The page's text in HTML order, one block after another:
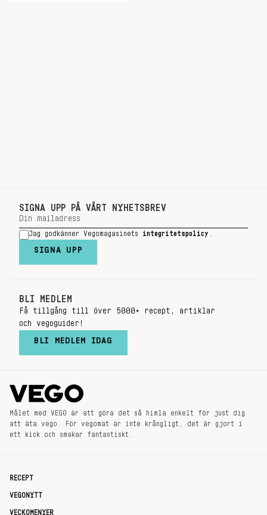
SIGNA UPP PÅ VÅRT NYHETSBREV
Jag godkänner Vegomagasinets integritetspolicy
SIGNA UPP
BLI MEDLEM
Få tillgång till över 5000+ recept, artiklar
och vegoguider!
BLI MEDLEM IDAG
Målet med VEGO är att göra det så himla enkelt för just dig
att äta vego. För vegomat är inte krångligt, det är gjort i
ett kick och smakar fantastiskt.
RECEPT
VEGONYTT
VECKOMENYER